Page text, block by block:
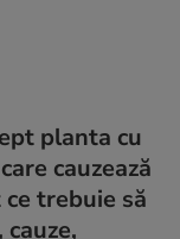
planta cu
cauzează
trebuie să